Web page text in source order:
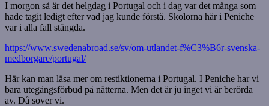
I morgon så är det helgdag i Portugal och i dag var det många som
hade tagit ledigt efter vad jag kunde förstå. Skolorna här i Peniche
var i alla fall stängda.
https://www.swedenabroad.se/sv/om-utlandet-f%C3%B6r-svenska-
medborgare/portugal/
Här kan man läsa mer om restiktionerna i Portugal. I Peniche har vi
bara utegångsförbud på nätterna. Men det är ju inget vi är berörda
av. Då sover vi.